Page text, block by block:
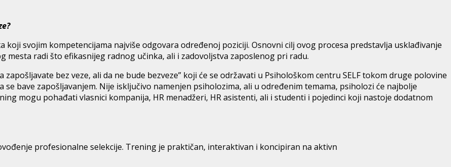
svojim kompetencijama najviše odgovara određenoj poziciji. Osnovni cilj ovog procesa predstavlja usklađivanje
mesta radi što efikasnijeg radnog učinka, ali i zadovoljstva zaposlenog pri radu.
bez veze, ali da ne bude bezveze” koji će se održavati u Psihološkom centru SELF tokom druge polovine
bave zapošljavanjem. Nije isključivo namenjen psiholozima, ali u određenim temama, psiholozi će najbolje
mogu pohađati vlasnici kompanija, HR menadžeri, HR asistenti, ali i studenti i pojedinci koji nastoje dodatnom
profesionalne selekcije. Trening je praktičan, interaktivan i koncipiran na aktivn